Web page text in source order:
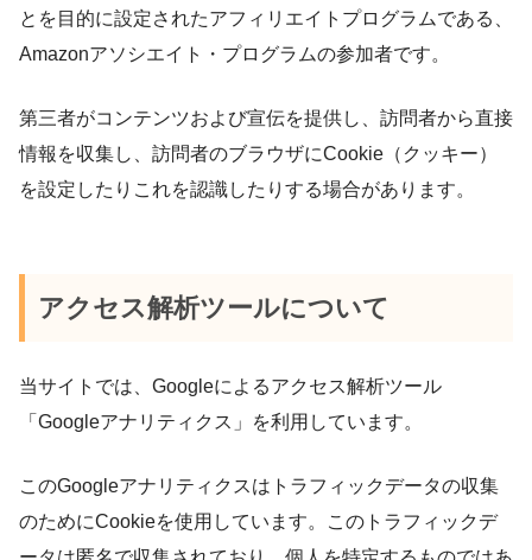
とを目的に設定されたアフィリエイトプログラムである、
Amazonアソシエイト・プログラムの参加者です。
第三者がコンテンツおよび宣伝を提供し、訪問者から直接
情報を収集し、訪問者のブラウザにCookie（クッキー）
を設定したりこれを認識したりする場合があります。
アクセス解析ツールについて
当サイトでは、Googleによるアクセス解析ツール
「Googleアナリティクス」を利用しています。
このGoogleアナリティクスはトラフィックデータの収集
のためにCookieを使用しています。このトラフィックデ